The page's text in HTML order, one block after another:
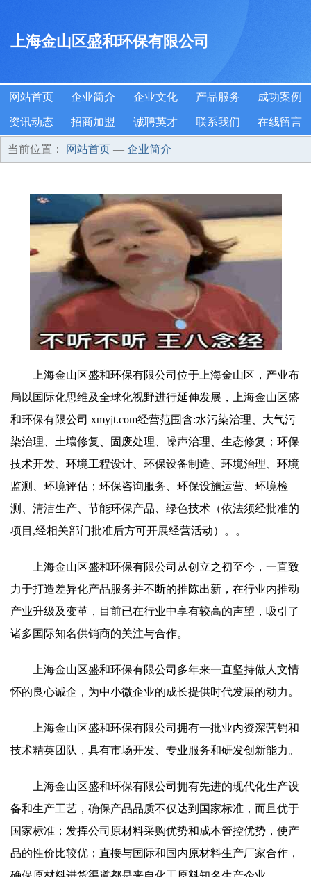
上海金山区盛和环保有限公司
网站首页 企业简介 企业文化 产品服务 成功案例
资讯动态 招商加盟 诚聘英才 联系我们 在线留言
当前位置： 网站首页 — 企业简介
上海金山区盛和环保有限公司位于上海金山区，产业布
局以国际化思维及全球化视野进行延伸发展，上海金山区盛
和环保有限公司 xmyjt.com经营范围含:水污染治理、大气污
染治理、土壤修复、固废处理、噪声治理、生态修复；环保
技术开发、环境工程设计、环保设备制造、环境治理、环境
监测、环境评估；环保咨询服务、环保设施运营、环境检
测、清洁生产、节能环保产品、绿色技术（依法须经批准的
项目,经相关部门批准后方可开展经营活动）。。
上海金山区盛和环保有限公司从创立之初至今，一直致
力于打造差异化产品服务并不断的推陈出新，在行业内推动
产业升级及变革，目前已在行业中享有较高的声望，吸引了
诸多国际知名供销商的关注与合作。
上海金山区盛和环保有限公司多年来一直坚持做人文情
怀的良心诚企，为中小微企业的成长提供时代发展的动力。
上海金山区盛和环保有限公司拥有一批业内资深营销和
技术精英团队，具有市场开发、专业服务和研发创新能力。
上海金山区盛和环保有限公司拥有先进的现代化生产设
备和生产工艺，确保产品品质不仅达到国家标准，而且优于
国家标准；发挥公司原材料采购优势和成本管控优势，使产
品的性价比较优；直接与国际和国内原材料生产厂家合作，